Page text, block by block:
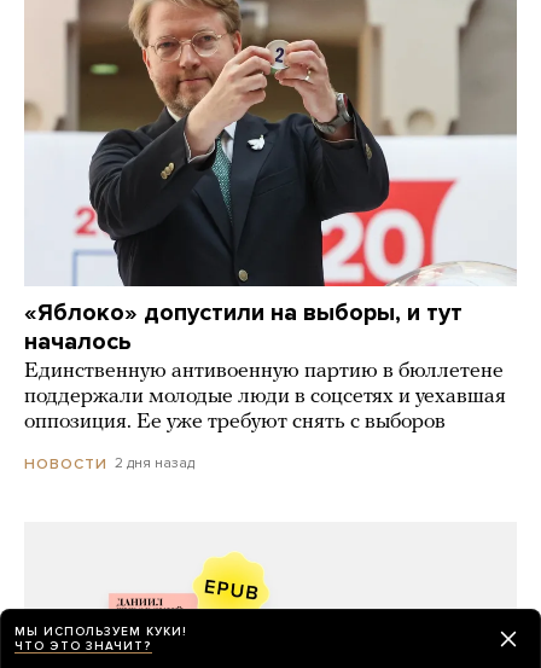
«Яблоко» допустили на выборы, и тут
началось
Единственную антивоенную партию в бюллетене
поддержали молодые люди в соцсетях и уехавшая
оппозиция. Ее уже требуют снять с выборов
НОВОСТИ 2 дня назад
МЫ ИСПОЛЬЗУЕМ КУКИ!
ЧТО ЭТО ЗНАЧИТ?